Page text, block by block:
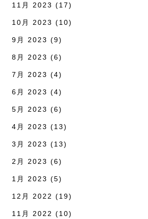
11月 2023 (17)
10月 2023 (10)
9月 2023 (9)
8月 2023 (6)
7月 2023 (4)
6月 2023 (4)
5月 2023 (6)
4月 2023 (13)
3月 2023 (13)
2月 2023 (6)
1月 2023 (5)
12月 2022 (19)
11月 2022 (10)